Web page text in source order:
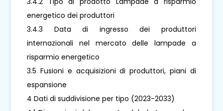
energetico dei produttori
3.4.3 Data di ingresso dei produttori
internazionali nel mercato delle lampade a
risparmio energetico
3.5 Fusioni e acquisizioni di produttori, piani di
espansione
4 Dati di suddivisione per tipo (2023-2033)